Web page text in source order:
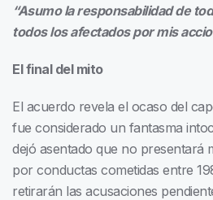
“Asumo la responsabilidad de
todos los afectados por mis
El final del mito
El acuerdo revela el ocaso del
fue considerado un fantasma
dejó asentado que no presentará
por conductas cometidas entre
retirarán las acusaciones